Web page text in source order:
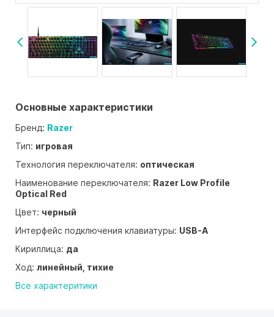
Основные характеристики
Бренд: Razer
Тип: игровая
Технология переключателя: оптическая
Наименование переключателя: Razer Low Profile
Optical Red
Цвет: черный
Интерфейс подключения клавиатуры: USB-A
Кириллица: да
Ход: линейный, тихие
Все характеритики